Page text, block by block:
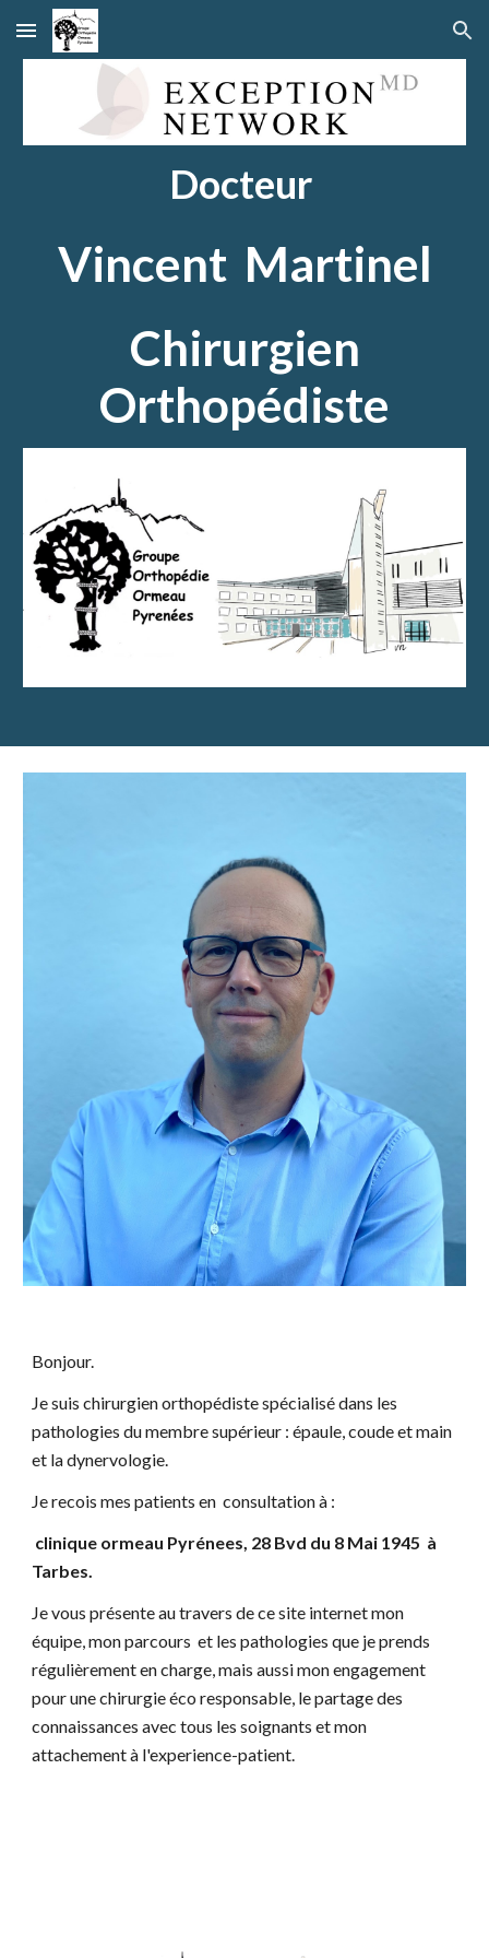
Skip to main content Skip to navigation
Docteur
Vincent Martinel
Chirurgien
Orthopédiste
Bonjour.
Je suis chirurgien orthopédiste spécialisé dans les
pathologies du membre supérieur : épaule, coude et main
et la dynervologie.
Je recois mes patients en consultation à :
clinique ormeau Pyrénees, 28 Bvd du 8 Mai 1945 à
Tarbes.
Je vous présente au travers de ce site internet mon
équipe, mon parcours et les pathologies que je prends
régulièrement en charge, mais aussi mon engagement
pour une chirurgie éco responsable, le partage des
connaissances avec tous les soignants et mon
attachement à l'experience-patient.